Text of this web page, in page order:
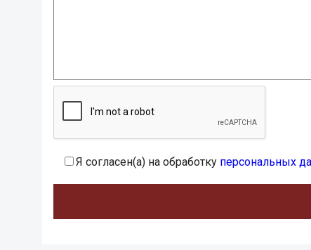
Я согласен(а) на обработку персональных